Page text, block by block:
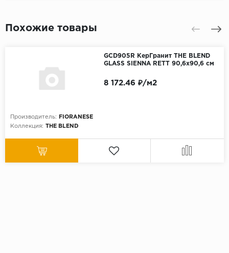
Похожие товары
GCD905R КерГранит THE BLEND
GLASS SIENNA RETT 90,6x90,6 см
Производитель:
FIORANESE
Коллекция: THE BLEND
8 172.46 ₽/м2